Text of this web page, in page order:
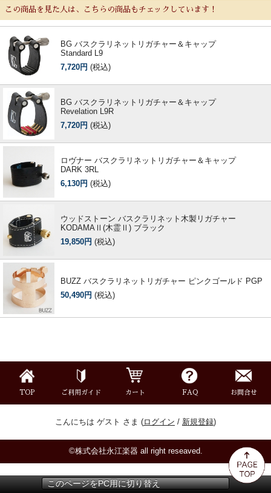
この商品を見た人は、こちらの商品もチェックしています！
BG バスクラリネットリガチャー＆キャップ
Standard L9
7,720円 (税込)
BG バスクラリネットリガチャー＆キャップ
Revelation L9R
7,720円 (税込)
ロヴナー バスクラリネットリガチャー＆キャップ
DARK 3RL
6,130円 (税込)
ウッドストーン バスクラリネット木製リガチャー
KODAMAⅡ(木霊Ⅱ) ブラック
19,850円 (税込)
BUZZ バスクラリネットリガチャー ピンクゴールド PGP
50,490円 (税込)
TOP ご利用ガイド カート FAQ お問合せ
こんにちは ゲスト さま (ログイン / 新規登録)
©株式会社永江楽器 all right reseaved.
このページをPC用に切り替え